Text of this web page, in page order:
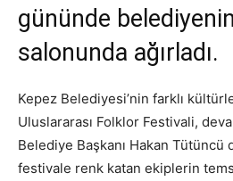
gününde
salonunda ağırladı.
Kepez Belediyesi’nin farklı
Uluslararası Folklor Festivali,
Belediye Başkanı Hakan
festivale renk katan ekiplerin